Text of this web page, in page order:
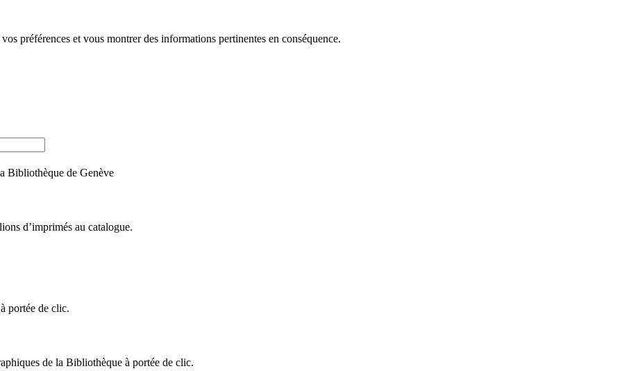
préférences et vous montrer des informations pertinentes en conséquence.
Bibliothèque de Genève
d’imprimés au catalogue.
portée de clic.
de la Bibliothèque à portée de clic.